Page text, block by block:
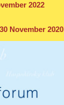
2022
November 2020